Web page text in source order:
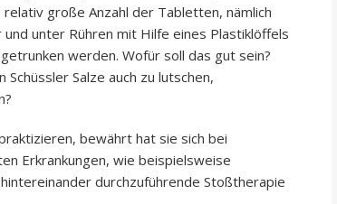
große Anzahl der Tabletten, nämlich
unter Rühren mit Hilfe eines Plastiklöffels
werden. Wofür soll das gut sein?
Salze auch zu lutschen,
bewährt hat sie sich bei
Erkrankungen, wie beispielsweise
durchzuführende Stoßtherapie